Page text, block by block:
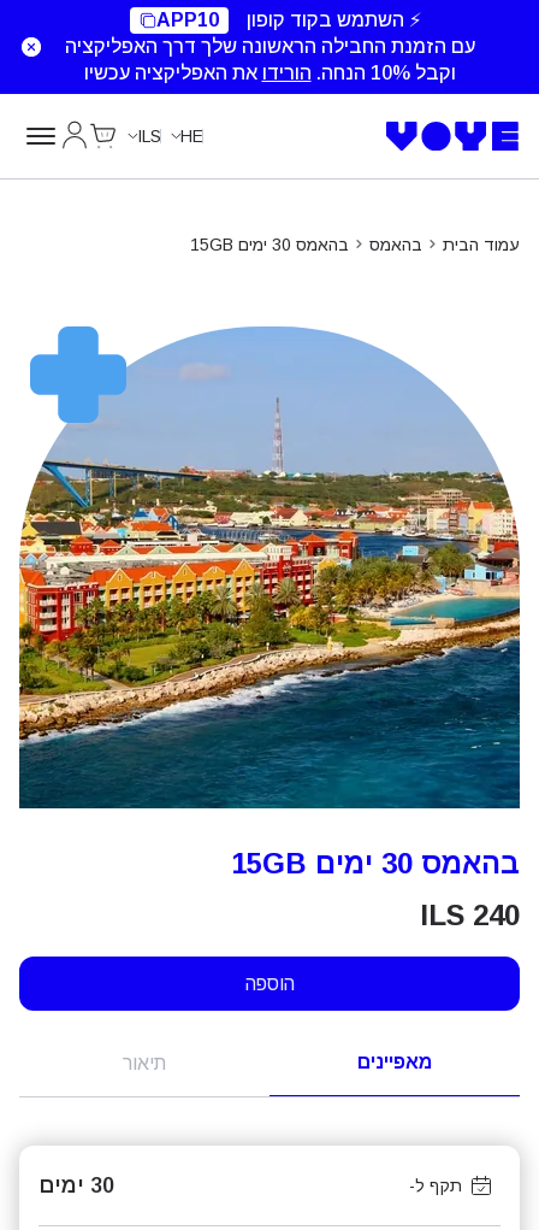
⚡ השתמש בקוד קופון
APP10
עם הזמנת החבילה הראשונה שלך דרך האפליקציה
וקבל 10% הנחה.
הורידו את האפליקציה עכשיו
HE
ILS
עמוד הבית בהאמס בהאמס 30 ימים 15GB
בהאמס 30 ימים 15GB
ILS 240
הוספה
מאפיינים תיאור
תקף ל- 30 ימים
Unlimited Data
Unlimited Data
Unlimited Data
Unlimited Data